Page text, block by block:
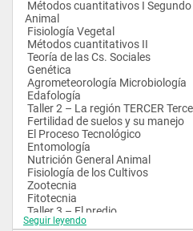
Animal
Fisiología Vegetal
Métodos cuantitativos II
Teoría de las Cs. Sociales
Genética
Agrometeorología Microbiología
Edafología
Taller 2 – La región TERCER
Fertilidad de suelos y su manejo
El Proceso Tecnológico
Entomología
Nutrición General Animal
Fisiología de los Cultivos
Zootecnia
Fitotecnia
Taller 3 – El predio
Mecanización agrícola. Cuarto año: El estudiante junto con un
Seguir leyendo